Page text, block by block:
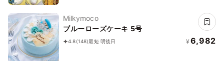
Milkymoco
ブルーローズケーキ 5号
4.8(148)最短 明後日 ¥ 6,982